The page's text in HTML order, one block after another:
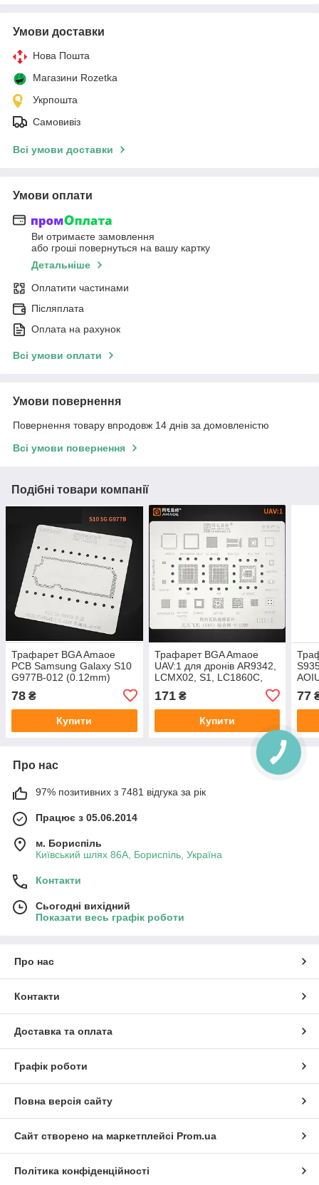
Умови доставки
Нова Пошта
Магазини Rozetka
Укрпошта
Самовивіз
Всі умови доставки
Умови оплати
Ви отримаєте замовлення
або гроші повернуться на вашу картку
Детальніше
Оплатити частинами
Післяплата
Оплата на рахунок
Всі умови оплати
Умови повернення
Повернення товару впродовж 14 днів за домовленістю
Всі умови повернення
Подібні товари компанії
Трафарет BGA Amaoe
PCB Samsung Galaxy S10
G977B-012 (0.12mm)
78 ₴
Купити
Трафарет BGA Amaoe
UAV:1 для дронів AR9342,
LCMX02, S1, LC1860C,
2100E, LC1160 (0.12mm)
171₴
Купити
77
Про нас
97% позитивних з 7481 відгука за рік
Працює з 05.06.2014
м. Бориспіль
Київський шлях 86А, Бориспіль, Україна
Контакти
Сьогодні вихідний
Показати весь графік роботи
Про нас
Контакти
Доставка та оплата
Графік роботи
Повна версія сайту
Сайт створено на маркетплейсі Prom.ua
Політика конфіденційності